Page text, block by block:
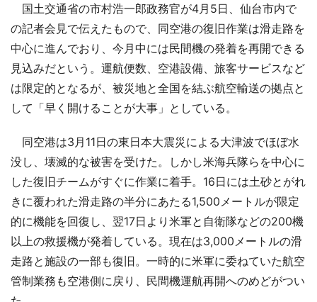
国土交通省の市村浩一郎政務官が4月5日、仙台市内で
の記者会見で伝えたもので、同空港の復旧作業は滑走路を
中心に進んでおり、今月中には民間機の発着を再開できる
見込みだという。運航便数、空港設備、旅客サービスなど
は限定的となるが、被災地と全国を結ぶ航空輸送の拠点と
して「早く開けることが大事」としている。
同空港は3月11日の東日本大震災による大津波でほぼ水
没し、壊滅的な被害を受けた。しかし米海兵隊らを中心に
した復旧チームがすぐに作業に着手。16日には土砂とがれ
きに覆われた滑走路の半分にあたる1,500メートルが限定
的に機能を回復し、翌17日より米軍と自衛隊などの200機
以上の救援機が発着している。現在は3,000メートルの滑
走路と施設の一部も復旧。一時的に米軍に委ねていた航空
管制業務も空港側に戻り、民間機運航再開へのめどがつい